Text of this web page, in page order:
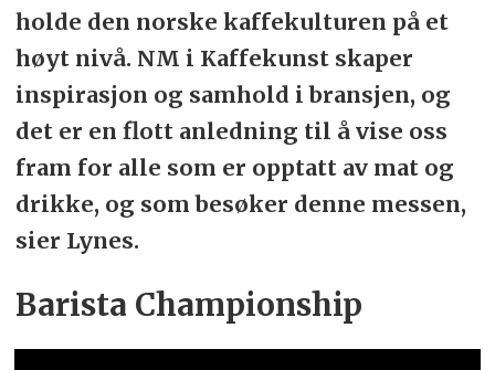
holde den norske kaffekulturen på et
høyt nivå. NM i Kaffekunst skaper
inspirasjon og samhold i bransjen, og
det er en flott anledning til å vise oss
fram for alle som er opptatt av mat og
drikke, og som besøker denne messen,
sier Lynes.
Barista Championship